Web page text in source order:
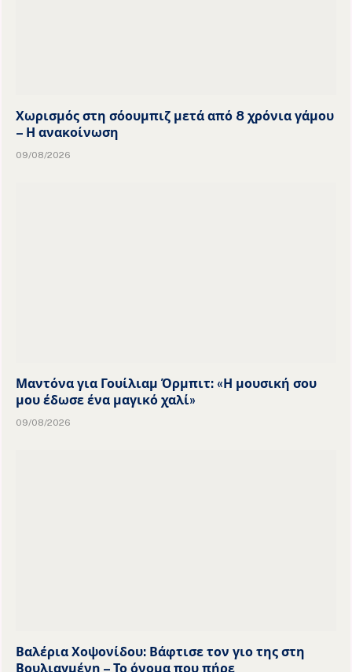
Χωρισμός στη σόουμπιζ μετά από 8 χρόνια γάμου
– Η ανακοίνωση
09/08/2026
Μαντόνα για Γουίλιαμ Όρμπιτ: «Η μουσική σου
μου έδωσε ένα μαγικό χαλί»
09/08/2026
Βαλέρια Χοψονίδου: Βάφτισε τον γιο της στη
Βουλιαγμένη – Το όνομα που πήρε